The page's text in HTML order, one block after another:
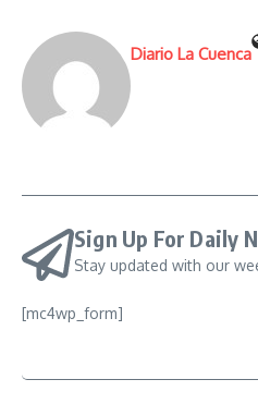
Diario La Cuenca
Sign Up For Daily
Stay updated with our
[mc4wp_form]